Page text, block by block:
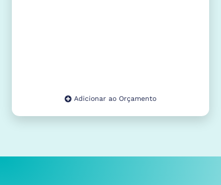
Adicionar ao Orçamento